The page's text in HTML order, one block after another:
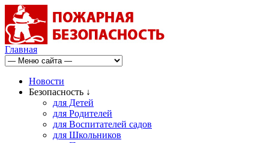
Главная
Новости
Безопасность ↓
для Детей
для Родителей
для Воспитателей садов
для Школьников